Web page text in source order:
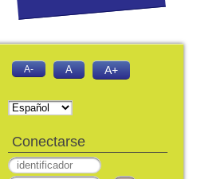
A- A A+
Conectarse